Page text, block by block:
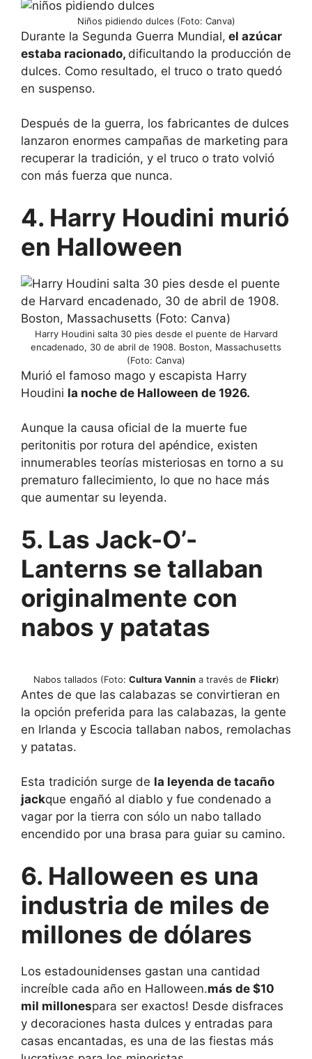
Niños pidiendo dulces (Foto: Canva)
Durante la Segunda Guerra Mundial, el azúcar
estaba racionado, dificultando la producción de
dulces. Como resultado, el truco o trato quedó
en suspenso.
Después de la guerra, los fabricantes de dulces
lanzaron enormes campañas de marketing para
recuperar la tradición, y el truco o trato volvió
con más fuerza que nunca.
4. Harry Houdini murió
en Halloween
Harry Houdini salta 30 pies desde el puente de Harvard
encadenado, 30 de abril de 1908. Boston, Massachusetts
(Foto: Canva)
Murió el famoso mago y escapista Harry
Houdini la noche de Halloween de 1926.
Aunque la causa oficial de la muerte fue
peritonitis por rotura del apéndice, existen
innumerables teorías misteriosas en torno a su
prematuro fallecimiento, lo que no hace más
que aumentar su leyenda.
5. Las Jack-O’-
Lanterns se tallaban
originalmente con
nabos y patatas
Nabos tallados (Foto: Cultura Vannina través de Flickr)
Antes de que las calabazas se convirtieran en
la opción preferida para las calabazas, la gente
en Irlanda y Escocia tallaban nabos, remolachas
y patatas.
Esta tradición surge de la leyenda de tacaño
jackque engañó al diablo y fue condenado a
vagar por la tierra con sólo un nabo tallado
encendido por una brasa para guiar su camino.
6. Halloween es una
industria de miles de
millones de dólares
Los estadounidenses gastan una cantidad
increíble cada año en Halloween.más de $10
mil millonespara ser exactos! Desde disfraces
y decoraciones hasta dulces y entradas para
casas encantadas, es una de las fiestas más